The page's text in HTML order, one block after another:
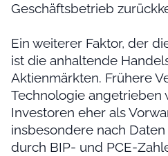
Geschäftsbetrieb
Ein weiterer Faktor, der
ist die anhaltende
Aktienmärkten. Frühere
Technologie angetrieben
Investoren eher als
insbesondere nach
durch BIP- und PCE-